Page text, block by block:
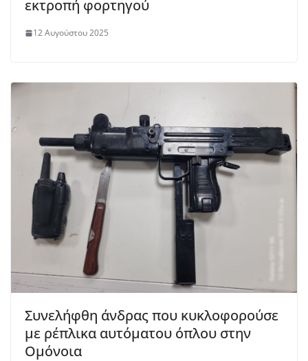
εκτροπή φορτηγού
12 Αυγούστου 2025
Συνελήφθη άνδρας που κυκλοφορούσε
με ρέπλικα αυτόματου όπλου στην
Ομόνοια